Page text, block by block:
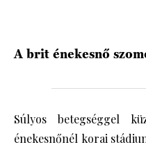
A brit énekesnő
Súlyos betegséggel
énekesnőnél korai